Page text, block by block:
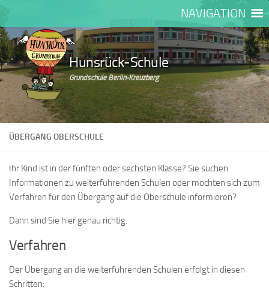
NAVIGATION
Hunsrück-Schule
Grundschule Berlin-Kreuzberg
ÜBERGANG OBERSCHULE
Ihr Kind ist in der fünften oder sechsten Klasse? Sie suchen
Informationen zu weiterführenden Schulen oder möchten sich zum
Verfahren für den Übergang auf die Oberschule informieren?
Dann sind Sie hier genau richtig.
Verfahren
Der Übergang an die weiterführenden Schulen erfolgt in diesen
Schritten: